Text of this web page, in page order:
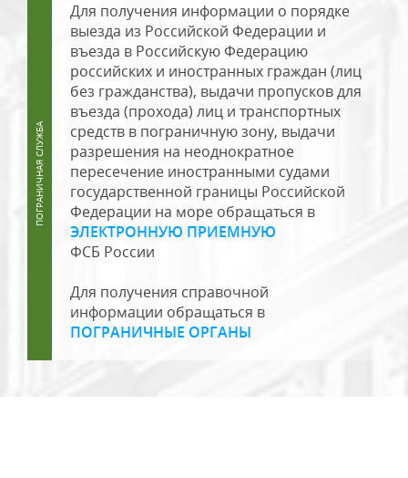
Для получения информации о порядке
выезда из Российской Федерации и
въезда в Российскую Федерацию
российских и иностранных граждан (лиц
без гражданства), выдачи пропусков для
въезда (прохода) лиц и транспортных
средств в пограничную зону, выдачи
разрешения на неоднократное
пересечение иностранными судами
государственной границы Российской
Федерации на море обращаться в
ЭЛЕКТРОННУЮ ПРИЕМНУЮ
ФСБ России
Для получения справочной
информации обращаться в
ПОГРАНИЧНЫЕ ОРГАНЫ